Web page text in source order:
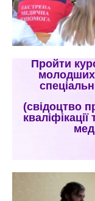
Пройти
молодших
(свідоцтво